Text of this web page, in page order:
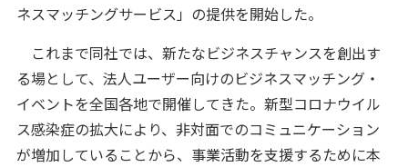
ネスマッチングサービス」の提供を開始した。
これまで同社では、新たなビジネスチャンスを創出す
る場として、法人ユーザー向けのビジネスマッチング・
イベントを全国各地で開催してきた。新型コロナウイル
ス感染症の拡大により、非対面でのコミュニケーション
が増加していることから、事業活動を支援するために本